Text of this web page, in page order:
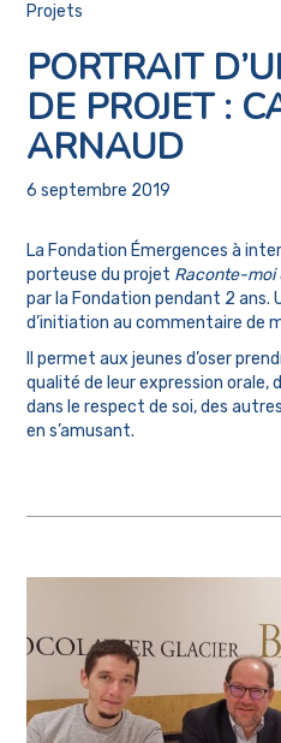
Projets
PORTRAIT
DE PROJET :
ARNAUD
6 septembre 2019
La Fondation Émergences à
porteuse du projet Raconte-
par la Fondation pendant 2 ans.
d’initiation au commentaire de
Il permet aux jeunes d’oser
qualité de leur expression orale,
dans le respect de soi, des
en s’amusant.